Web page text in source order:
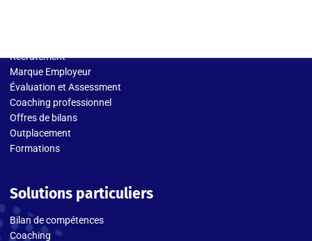
Recrutement
Marque Employeur
Évaluation et Assessment
Coaching professionnel
Offres de bilans
Outplacement
Formations
Solutions particuliers
Bilan de compétences
Coaching